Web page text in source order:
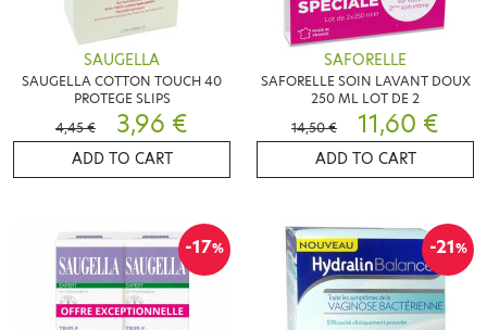
SAUGELLA
SAUGELLA COTTON TOUCH 40
PROTEGE SLIPS
4,45 €
3,96 €
ADD TO CART
SAFORELLE
SAFORELLE SOIN LAVANT DOUX
250 ML LOT DE 2
14,50 €
11,60 €
ADD TO CART
-17% -21%